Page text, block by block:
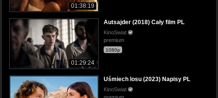
01:38:19
01:29:24
Autsajder (2018) Cały film PL
KinoSwiat
premium
1080p
Uśmiech losu (2023) Napisy PL
KinoSwiat